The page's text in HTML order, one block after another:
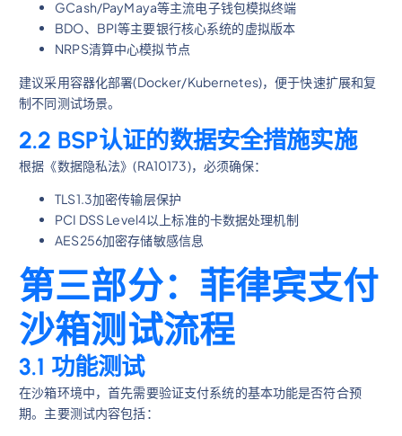
GCash/PayMaya等主流电子钱包模拟终端
BDO、BPI等主要银行核心系统的虚拟版本
NRPS清算中心模拟节点
建议采用容器化部署(Docker/Kubernetes)，便于快速扩展和复
制不同测试场景。
2.2 BSP认证的数据安全措施实施
根据《数据隐私法》(RA10173)，必须确保：
TLS1.3加密传输层保护
PCI DSS Level4以上标准的卡数据处理机制
AES256加密存储敏感信息
第三部分：菲律宾支付
沙箱测试流程
3.1 功能测试
在沙箱环境中，首先需要验证支付系统的基本功能是否符合预
期。主要测试内容包括：